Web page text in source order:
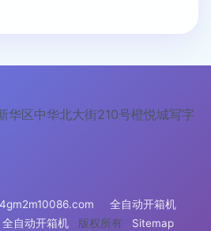
华区中华北大街210号橙悦城写字
全自动开箱机
全自动开箱机 版权所有 Sitemap